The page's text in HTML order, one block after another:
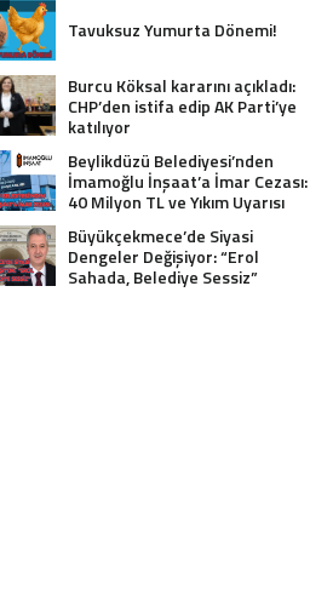
Tavuksuz Yumurta Dönemi!
Burcu Köksal kararını açıkladı:
CHP’den istifa edip AK Parti’ye
katılıyor
Beylikdüzü Belediyesi’nden
İmamoğlu İnşaat’a İmar Cezası:
40 Milyon TL ve Yıkım Uyarısı
Büyükçekmece’de Siyasi
Dengeler Değişiyor: “Erol
Sahada, Belediye Sessiz”